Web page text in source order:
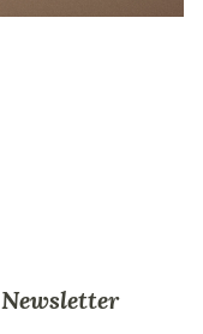
Newsletter